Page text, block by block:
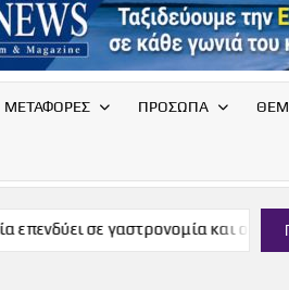
ΜΕΤΑΦΟΡΕΣ ΠΡΟΣΩΠΑ
και οινοτουρισμό